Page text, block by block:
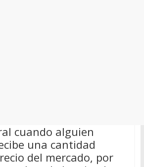
cuando alguien
una cantidad
del mercado, por